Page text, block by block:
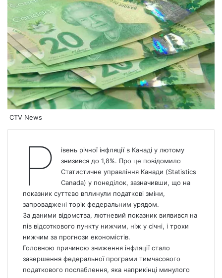
CTV News
Р
івень річної інфляції в Канаді у лютому
знизився до 1,8%. Про це повідомило
Статистичне управління Канади (Statistics
Canada) у понеділок, зазначивши, що на
показник суттєво вплинули податкові зміни,
запроваджені торік федеральним урядом.
За даними відомства, лютневий показник виявився на
пів відсоткового пункту нижчим, ніж у січні, і трохи
нижчим за прогнози економістів.
Головною причиною зниження інфляції стало
завершення федеральної програми тимчасового
податкового послаблення, яка наприкінці минулого